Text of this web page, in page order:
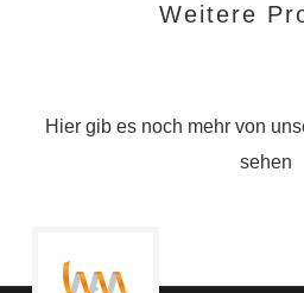
Weitere
Hier gib es noch mehr von
sehen